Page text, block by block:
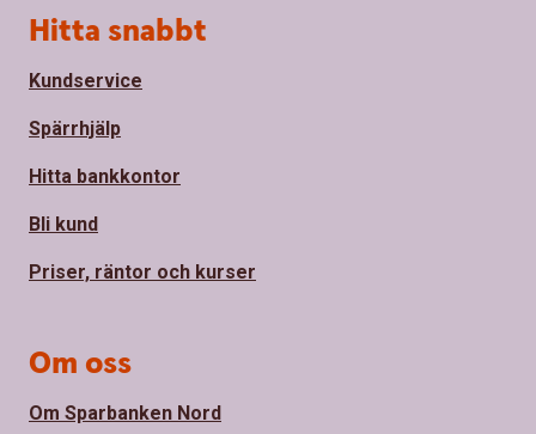
Sidfot
Hitta snabbt
Kundservice
Spärrhjälp
Hitta bankkontor
Bli kund
Priser, räntor och kurser
Om oss
Om Sparbanken Nord